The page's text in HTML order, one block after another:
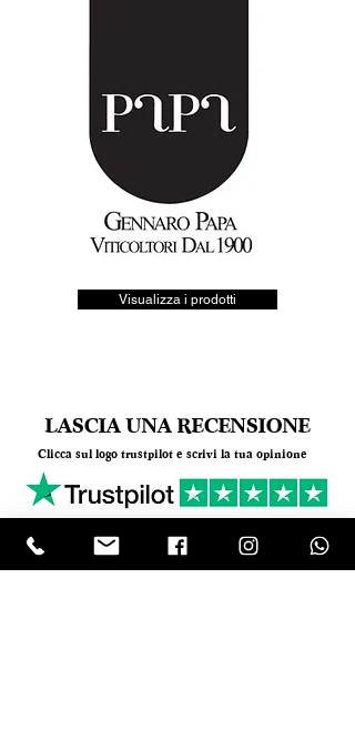
Visualizza i prodotti
LASCIA UNA RECENSIONE
Clicca sul logo trustpilot e scrivi la tua opinione
Tel.+390818501178 info@garumpompei.it